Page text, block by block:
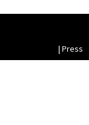
| Press